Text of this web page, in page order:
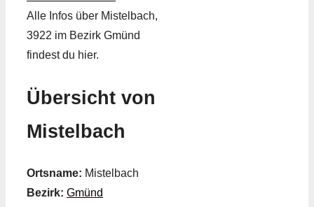
Alle Infos über Mistelbach,
3922 im Bezirk Gmünd
findest du hier.
Übersicht von
Mistelbach
Ortsname: Mistelbach
Bezirk: Gmünd